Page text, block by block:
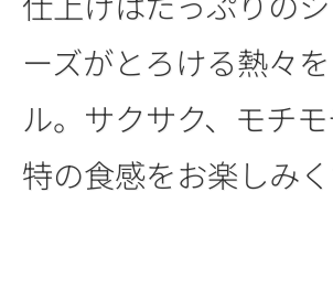
ーズがとろける熱々
ル。サクサク、モチ
特の食感をお楽しみく